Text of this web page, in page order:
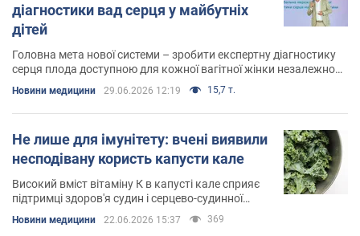
діагностики вад серця у майбутніх
дітей
Головна мета нової системи – зробити експертну діагностику
серця плода доступною для кожної вагітної жінки незалежно
від того, в якому регіоні вона проживає
Новини медицини 29.06.2026 12:19 15,7 т.
Не лише для імунітету: вчені виявили
несподівану користь капусти кале
Високий вміст вітаміну К в капусті кале сприяє
підтримці здоров'я судин і серцево-судинної
Новини медицини 22.06.2026 15:37 369